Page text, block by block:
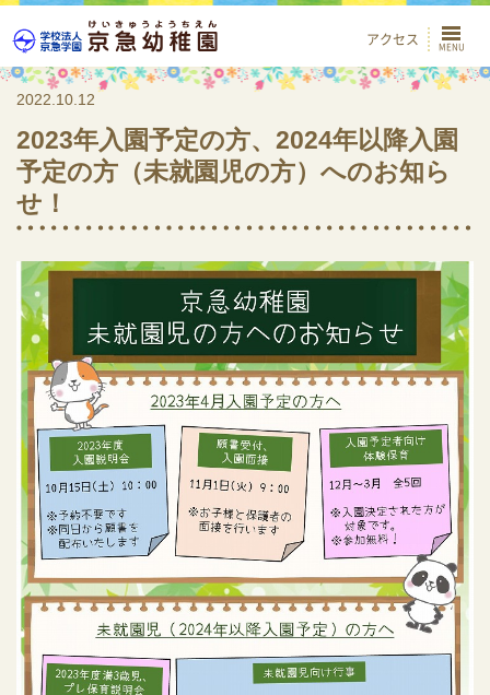
アクセス
2022.10.12
2023年入園予定の方、2024年以降入園
予定の方（未就園児の方）へのお知ら
せ！